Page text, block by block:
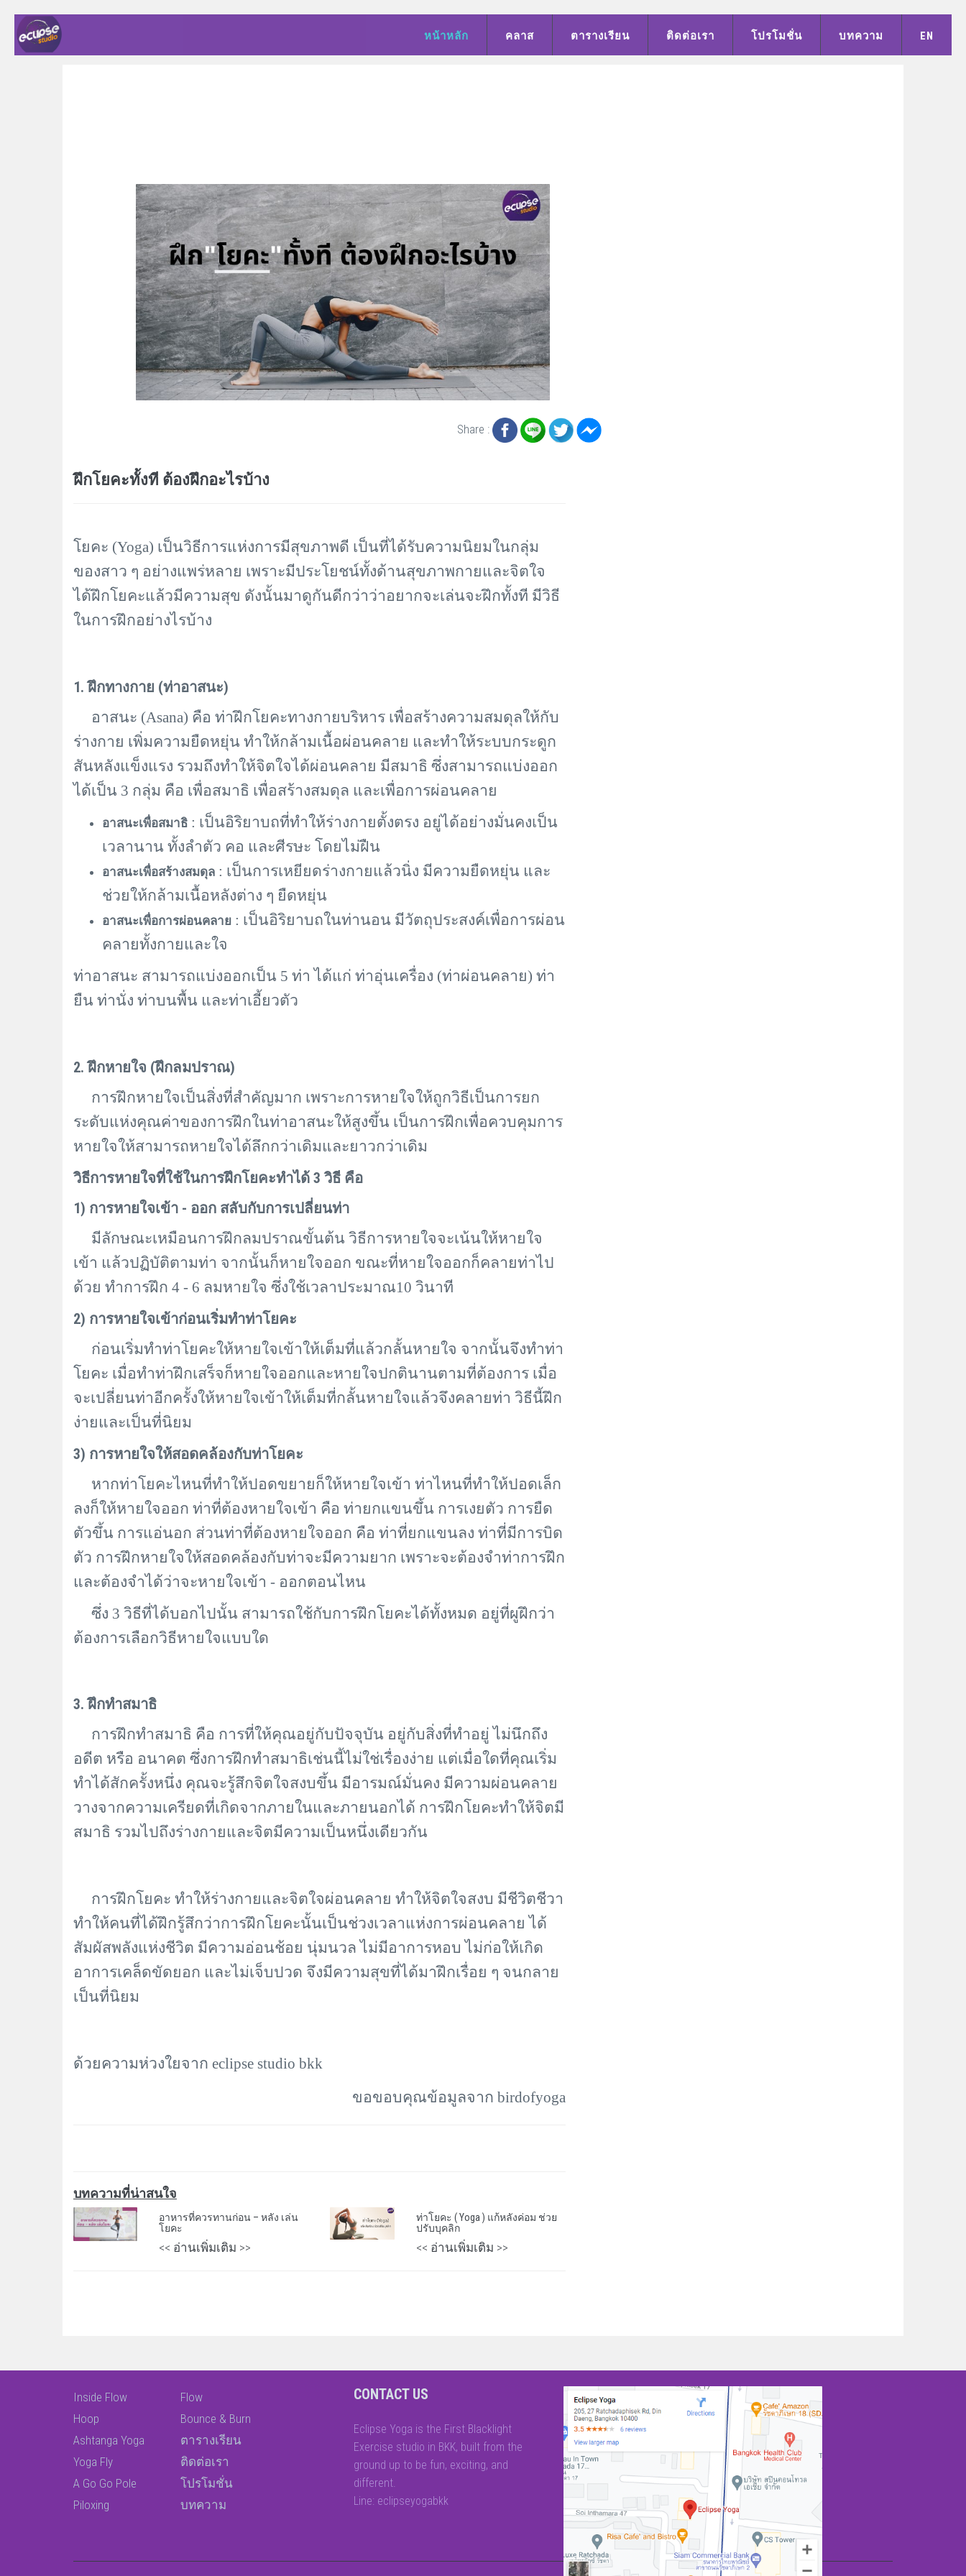
หน้าหลัก คลาส ตารางเรียน ติดต่อเรา โปรโมชั่น บทความ EN
Share :
ฝึกโยคะทั้งที ต้องฝึกอะไรบ้าง
โยคะ (Yoga) เป็นวิธีการแห่งการมีสุขภาพดี เป็นที่ได้รับความนิยมในกลุ่ม
ของสาว ๆ อย่างแพร่หลาย เพราะมีประโยชน์ทั้งด้านสุขภาพกายและจิตใจ
ได้ฝึกโยคะแล้วมีความสุข ดังนั้นมาดูกันดีกว่าว่าอยากจะเล่นจะฝึกทั้งที มีวิธี
ในการฝึกอย่างไรบ้าง
1. ฝึกทางกาย (ท่าอาสนะ)
อาสนะ (Asana) คือ ท่าฝึกโยคะทางกายบริหาร เพื่อสร้างความสมดุลให้กับ
ร่างกาย เพิ่มความยืดหยุ่น ทำให้กล้ามเนื้อผ่อนคลาย และทำให้ระบบกระดูก
สันหลังแข็งแรง รวมถึงทำให้จิตใจได้ผ่อนคลาย มีสมาธิ ซึ่งสามารถแบ่งออก
ได้เป็น 3 กลุ่ม คือ เพื่อสมาธิ เพื่อสร้างสมดุล และเพื่อการผ่อนคลาย
อาสนะเพื่อสมาธิ : เป็นอิริยาบถที่ทำให้ร่างกายตั้งตรง อยู่ได้อย่างมั่นคงเป็น
เวลานาน ทั้งลำตัว คอ และศีรษะ โดยไม่ฝืน
อาสนะเพื่อสร้างสมดุล : เป็นการเหยียดร่างกายแล้วนิ่ง มีความยืดหยุ่น และ
ช่วยให้กล้ามเนื้อหลังต่าง ๆ ยืดหยุ่น
อาสนะเพื่อการผ่อนคลาย : เป็นอิริยาบถในท่านอน มีวัตถุประสงค์เพื่อการผ่อน
คลายทั้งกายและใจ
ท่าอาสนะ สามารถแบ่งออกเป็น 5 ท่า ได้แก่ ท่าอุ่นเครื่อง (ท่าผ่อนคลาย) ท่า
ยืน ท่านั่ง ท่าบนพื้น และท่าเอี้ยวตัว
2. ฝึกหายใจ (ฝึกลมปราณ)
การฝึกหายใจเป็นสิ่งที่สำคัญมาก เพราะการหายใจให้ถูกวิธีเป็นการยก
ระดับแห่งคุณค่าของการฝึกในท่าอาสนะให้สูงขึ้น เป็นการฝึกเพื่อควบคุมการ
หายใจให้สามารถหายใจได้ลึกกว่าเดิมและยาวกว่าเดิม
วิธีการหายใจที่ใช้ในการฝึกโยคะทำได้ 3 วิธี คือ
1) การหายใจเข้า - ออก สลับกับการเปลี่ยนท่า
มีลักษณะเหมือนการฝึกลมปราณขั้นต้น วิธีการหายใจจะเน้นให้หายใจ
เข้า แล้วปฏิบัติตามท่า จากนั้นก็หายใจออก ขณะที่หายใจออกก็คลายท่าไป
ด้วย ทำการฝึก 4 - 6 ลมหายใจ ซึ่งใช้เวลาประมาณ10 วินาที
2) การหายใจเข้าก่อนเริ่มทำท่าโยคะ
ก่อนเริ่มทำท่าโยคะให้หายใจเข้าให้เต็มที่แล้วกลั้นหายใจ จากนั้นจึงทำท่า
โยคะ เมื่อทำท่าฝึกเสร็จก็หายใจออกและหายใจปกตินานตามที่ต้องการ เมื่อ
จะเปลี่ยนท่าอีกครั้งให้หายใจเข้าให้เต็มที่กลั้นหายใจแล้วจึงคลายท่า วิธีนี้ฝึก
ง่ายและเป็นที่นิยม
3) การหายใจให้สอดคล้องกับท่าโยคะ
หากท่าโยคะไหนที่ทำให้ปอดขยายก็ให้หายใจเข้า ท่าไหนที่ทำให้ปอดเล็ก
ลงก็ให้หายใจออก ท่าที่ต้องหายใจเข้า คือ ท่ายกแขนขึ้น การเงยตัว การยืด
ตัวขึ้น การแอ่นอก ส่วนท่าที่ต้องหายใจออก คือ ท่าที่ยกแขนลง ท่าที่มีการบิด
ตัว การฝึกหายใจให้สอดคล้องกับท่าจะมีความยาก เพราะจะต้องจำท่าการฝึก
และต้องจำได้ว่าจะหายใจเข้า - ออกตอนไหน
ซึ่ง 3 วิธีที่ได้บอกไปนั้น สามารถใช้กับการฝึกโยคะได้ทั้งหมด อยู่ที่ผูฝึกว่า
ต้องการเลือกวิธีหายใจแบบใด
3. ฝึกทำสมาธิ
การฝึกทำสมาธิ คือ การที่ให้คุณอยู่กับปัจจุบัน อยู่กับสิ่งที่ทำอยู่ ไม่นึกถึง
อดีต หรือ อนาคต ซึ่งการฝึกทำสมาธิเช่นนี้ไม่ใช่เรื่องง่าย แต่เมื่อใดที่คุณเริ่ม
ทำได้สักครั้งหนึ่ง คุณจะรู้สึกจิตใจสงบขึ้น มีอารมณ์มั่นคง มีความผ่อนคลาย
วางจากความเครียดที่เกิดจากภายในและภายนอกได้ การฝึกโยคะทำให้จิตมี
สมาธิ รวมไปถึงร่างกายและจิตมีความเป็นหนึ่งเดียวกัน
การฝึกโยคะ ทำให้ร่างกายและจิตใจผ่อนคลาย ทำให้จิตใจสงบ มีชีวิตชีวา
ทำให้คนที่ได้ฝึกรู้สึกว่าการฝึกโยคะนั้นเป็นช่วงเวลาแห่งการผ่อนคลาย ได้
สัมผัสพลังแห่งชีวิต มีความอ่อนช้อย นุ่มนวล ไม่มีอาการหอบ ไม่ก่อให้เกิด
อาการเคล็ดขัดยอก และไม่เจ็บปวด จึงมีความสุขที่ได้มาฝึกเรื่อย ๆ จนกลาย
เป็นที่นิยม
ด้วยความห่วงใยจาก eclipse studio bkk
ขอขอบคุณข้อมูลจาก birdofyoga
บทความที่น่าสนใจ
อาหารที่ควรทานก่อน – หลัง เล่น
โยคะ
<< อ่านเพิ่มเติม >>
ท่าโยคะ ( Yoga ) แก้หลังค่อม ช่วย
ปรับบุคลิก
<< อ่านเพิ่มเติม >>
Inside Flow
Hoop
Ashtanga Yoga
Yoga Fly
A Go Go Pole
Piloxing
Flow
Bounce & Burn
ตารางเรียน
ติดต่อเรา
โปรโมชั่น
บทความ
CONTACT US
Eclipse Yoga is the First Blacklight
Exercise studio in BKK, built from the
ground up to be fun, exciting, and
different.
Line: eclipseyogabkk